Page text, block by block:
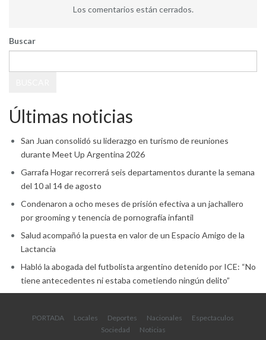
Los comentarios están cerrados.
Buscar
Últimas noticias
San Juan consolidó su liderazgo en turismo de reuniones
durante Meet Up Argentina 2026
Garrafa Hogar recorrerá seis departamentos durante la semana
del 10 al 14 de agosto
Condenaron a ocho meses de prisión efectiva a un jachallero
por grooming y tenencia de pornografía infantil
Salud acompañó la puesta en valor de un Espacio Amigo de la
Lactancia
Habló la abogada del futbolista argentino detenido por ICE: “No
tiene antecedentes ni estaba cometiendo ningún delito”
PORTADA Locales Deportes Nacionales
Espectaculos
Sociedad
Noticias